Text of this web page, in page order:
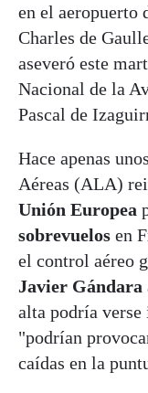
en el aeropuerto
Charles de
aseveró este
Nacional de la
Pascal de
Hace apenas
Aéreas (ALA)
Unión Europea
sobrevuelos en
el control aéreo
Javier Gándara
alta podría verse
"podrían
caídas en la